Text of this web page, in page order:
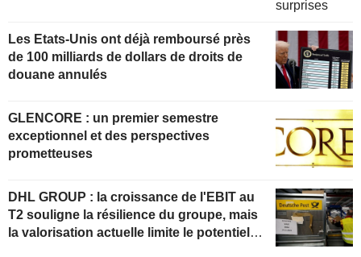
Les Etats-Unis ont déjà remboursé près
de 100 milliards de dollars de droits de
douane annulés
GLENCORE : un premier semestre
exceptionnel et des perspectives
prometteuses
DHL GROUP : la croissance de l'EBIT au
T2 souligne la résilience du groupe, mais
la valorisation actuelle limite le potentiel